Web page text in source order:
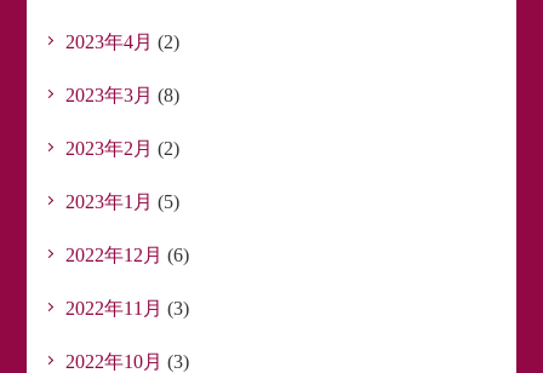
2023年4月 (2)
2023年3月 (8)
2023年2月 (2)
2023年1月 (5)
2022年12月 (6)
2022年11月 (3)
2022年10月 (3)